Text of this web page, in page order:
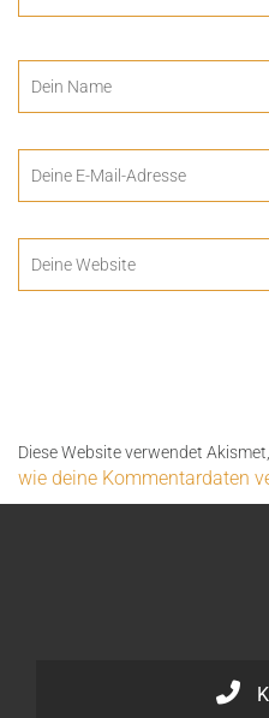
Diese Website verwendet
wie deine Kommentardaten